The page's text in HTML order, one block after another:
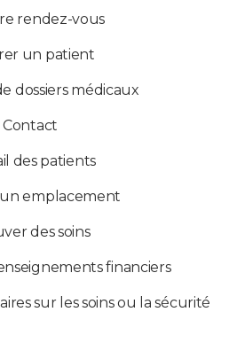
rendez-vous
un patient
dossiers médicaux
Contact
des patients
emplacement
des soins
financiers
sur les soins ou la sécurité